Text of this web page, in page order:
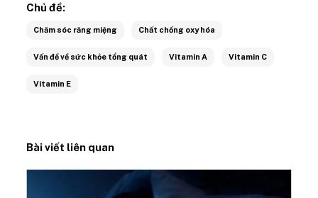
Chủ đề:
Chăm sóc răng miệng Chất chống oxy hóa
Vấn đề về sức khỏe tổng quát Vitamin A Vitamin C
Vitamin E
Bài viết liên quan